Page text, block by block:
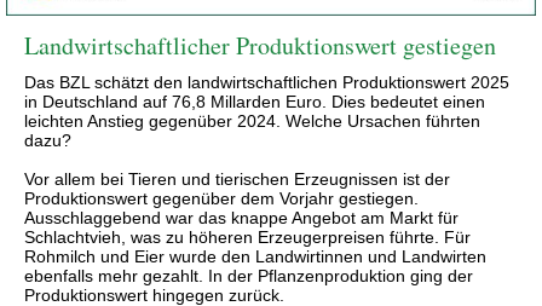
Landwirtschaftlicher Produktionswert gestiegen
Das BZL schätzt den landwirtschaftlichen Produktionswert 2025
in Deutschland auf 76,8 Millarden Euro. Dies bedeutet einen
leichten Anstieg gegenüber 2024. Welche Ursachen führten
dazu?
Vor allem bei Tieren und tierischen Erzeugnissen ist der
Produktionswert gegenüber dem Vorjahr gestiegen.
Ausschlaggebend war das knappe Angebot am Markt für
Schlachtvieh, was zu höheren Erzeugerpreisen führte. Für
Rohmilch und Eier wurde den Landwirtinnen und Landwirten
ebenfalls mehr gezahlt. In der Pflanzenproduktion ging der
Produktionswert hingegen zurück.